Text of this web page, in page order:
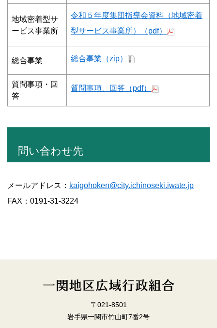
地域密着型サ
ービス事業所
令和５年度集団指導会資料（地域密着
型サービス事業所）（pdf）
総合事業 総合事業（zip）
質問事項・回
答
質問事項、回答（pdf）
問い合わせ先
メールアドレス： kaigohoken@city.ichinoseki.iwate.jp
FAX：0191-31-3224
〒021-8501
岩手県一関市竹山町7番2号